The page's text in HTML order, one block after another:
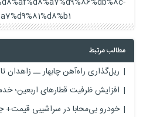
مطالب مرتبط
ریل‌گذاری راه‌آهن چابهار ــ زاهدان تا
افزایش ظرفیت قطارهای اربعین؛ خدمات
خودرو بی‌محابا در سراشیبی قیمت+